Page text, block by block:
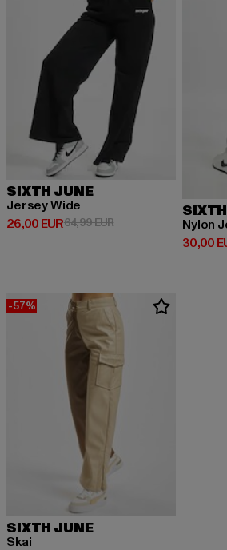
SIXTH JUNE
Jersey Wide
26,00 EUR
Derzeitiger Preis: 26,00 EUR
64,99 EURAktionspreis: 64,99
Nylon
30,00
-57%
SIXTH JUNE
Skai